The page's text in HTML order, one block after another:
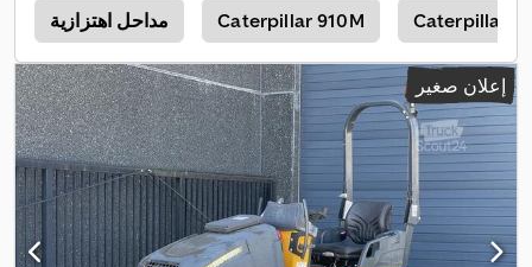
مداحل اهتزازية Caterpillar 910M Caterpillar
إعلان صغير